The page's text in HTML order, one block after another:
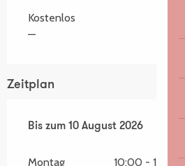
Kostenlos
—
Zeitplan
vom28 Juli 2026bis zum
Bis zum 10 August 2026
Montag 10:00 - 12:30